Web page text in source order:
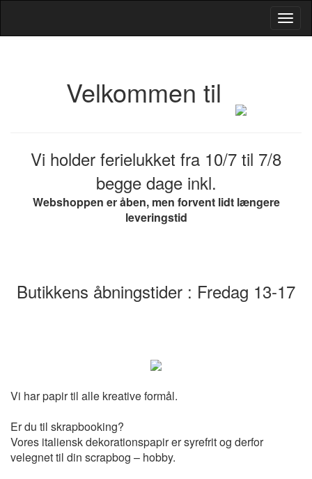
Velkommen til
Vi holder ferielukket fra 10/7 til 7/8
begge dage inkl.
Webshoppen er åben, men forvent lidt længere
leveringstid
Butikkens åbningstider : Fredag 13-17
Vi har papir til alle kreative formål.
Er du til skrapbooking?
Vores italiensk dekorationspapir er syrefrit og derfor
velegnet til din scrapbog – hobby.